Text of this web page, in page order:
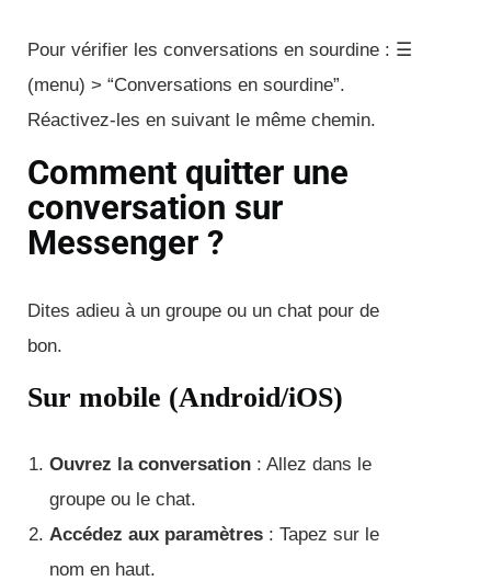
Pour vérifier les conversations en sourdine : ☰
(menu) > “Conversations en sourdine”.
Réactivez-les en suivant le même chemin.
Comment quitter une
conversation sur
Messenger ?
Dites adieu à un groupe ou un chat pour de
bon.
Sur mobile (Android/iOS)
Ouvrez la conversation : Allez dans le
groupe ou le chat.
Accédez aux paramètres : Tapez sur le
nom en haut.